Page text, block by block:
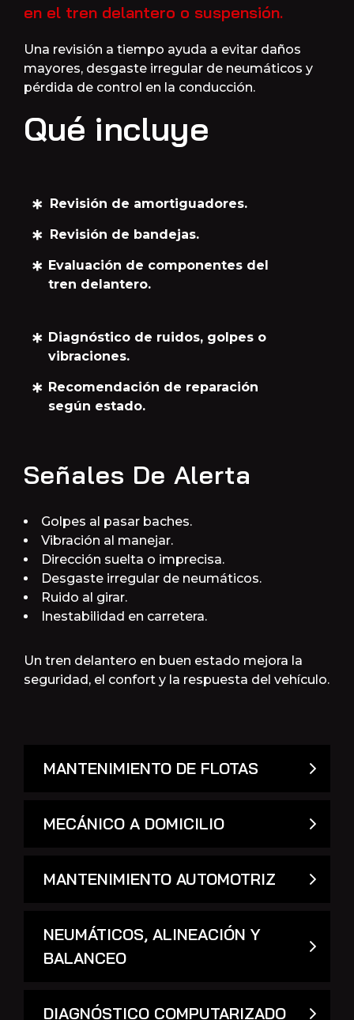
en el tren delantero o suspensión.
Una revisión a tiempo ayuda a evitar daños
mayores, desgaste irregular de neumáticos y
pérdida de control en la conducción.
Qué incluye
Revisión de amortiguadores.
Revisión de bandejas.
Evaluación de componentes del
tren delantero.
Diagnóstico de ruidos, golpes o
vibraciones.
Recomendación de reparación
según estado.
Señales De Alerta
Golpes al pasar baches.
Vibración al manejar.
Dirección suelta o imprecisa.
Desgaste irregular de neumáticos.
Ruido al girar.
Inestabilidad en carretera.
Un tren delantero en buen estado mejora la
seguridad, el confort y la respuesta del vehículo.
MANTENIMIENTO DE FLOTAS
MECÁNICO A DOMICILIO
MANTENIMIENTO AUTOMOTRIZ
NEUMÁTICOS, ALINEACIÓN Y
BALANCEO
DIAGNÓSTICO COMPUTARIZADO